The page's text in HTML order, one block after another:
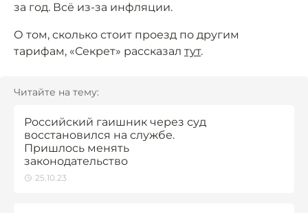
за год. Всё из-за инфляции.
О том, сколько стоит проезд по другим
тарифам, «Секрет» рассказал тут.
Читайте на тему:
Российский гаишник через суд
восстановился на службе.
Пришлось менять
законодательство
25.10.23